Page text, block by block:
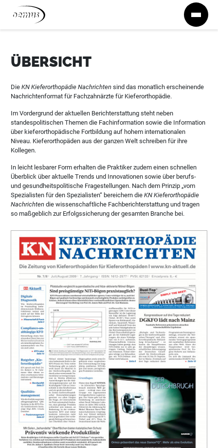
Zum Inhalt springen
ÜBERSICHT
DieKN Kieferorthopädie Nachrichten sind das monatlich erscheinende
Nachrichtenformat für Fachzahnärzte für Kieferorthopädie.
Im Vordergrund der aktuellen Berichterstattung steht neben
standespolitischen Themen die Fachinformation sowie die Information
über kieferorthopädische Fortbildung auf hohem internationalen
Niveau. Kieferorthopäden aus der ganzen Welt schreiben für ihre
Kollegen.
In leicht lesbarer Form erhalten die Praktiker zudem einen schnellen
Überblick über aktuelle Trends und Innovationen sowie über berufs-
und gesundheitspolitische Fragestellungen. Nach dem Prinzip „vom
Spezialisten für den Spezialisten“ bereichern dieKN Kieferorthopädie
Nachrichten die wissenschaftliche Fachberichterstattung und tragen
so maßgeblich zur Erfolgssicherung der gesamten Branche bei.